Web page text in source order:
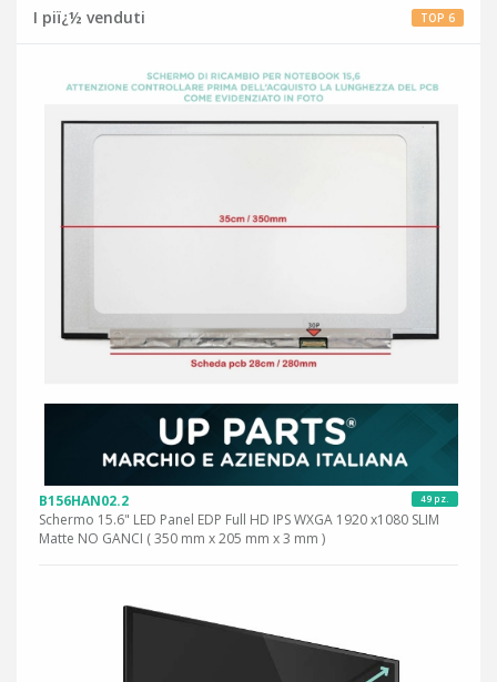
I piï¿½ venduti TOP 6
49 pz.
B156HAN02.2
Schermo 15.6" LED Panel EDP Full HD IPS WXGA 1920 x1080 SLIM
Matte NO GANCI ( 350 mm x 205 mm x 3 mm )